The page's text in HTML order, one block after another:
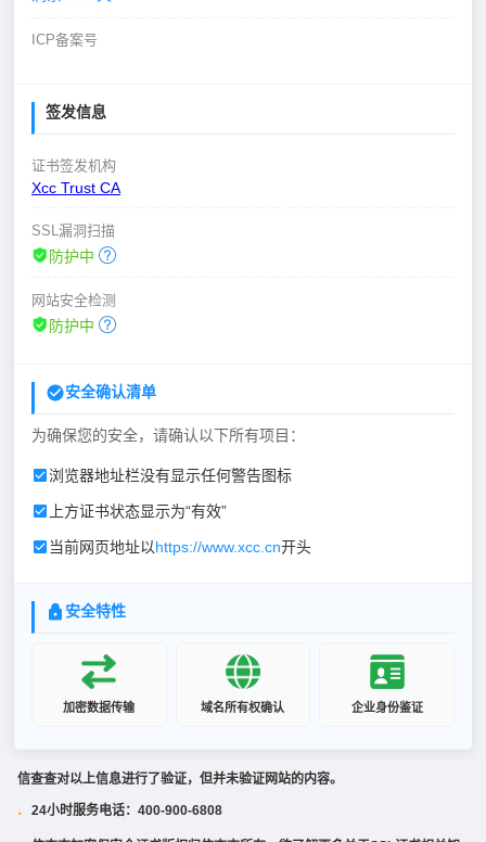
ICP备案号
签发信息
证书签发机构
Xcc Trust CA
SSL漏洞扫描
防护中
网站安全检测
防护中
安全确认清单
为确保您的安全，请确认以下所有项目：
浏览器地址栏没有显示任何警告图标
上方证书状态显示为“有效”
当前网页地址以https://www.xcc.cn开头
安全特性
加密数据传输 域名所有权确认 企业身份鉴证
信查查对以上信息进行了验证，但并未验证网站的内容。
· 24小时服务电话：400-900-6808